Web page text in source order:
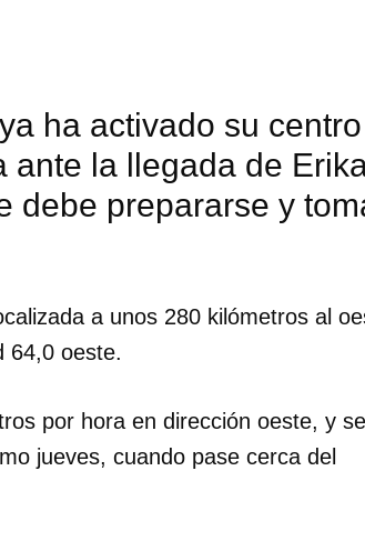
ha activado su
ante la llegada de
debe prepararse y
a unos 280 kilómetros al
64,0 oeste.
por hora en dirección oeste, y se
jueves, cuando pase cerca del